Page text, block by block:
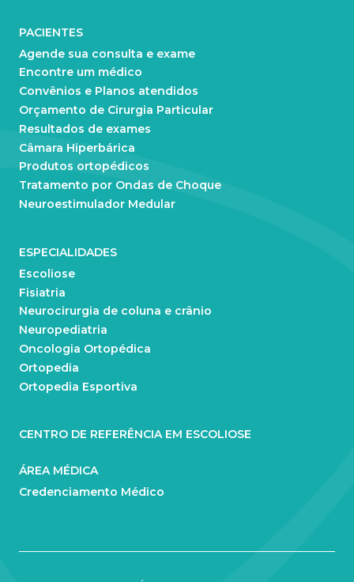
PACIENTES
Agende sua consulta e exame
Encontre um médico
Convênios e Planos atendidos
Orçamento de Cirurgia Particular
Resultados de exames
Câmara Hiperbárica
Produtos ortopédicos
Tratamento por Ondas de Choque
Neuroestimulador Medular
ESPECIALIDADES
Escoliose
Fisiatria
Neurocirurgia de coluna e crânio
Neuropediatria
Oncologia Ortopédica
Ortopedia
Ortopedia Esportiva
CENTRO DE REFERÊNCIA EM ESCOLIOSE
ÁREA MÉDICA
Credenciamento Médico